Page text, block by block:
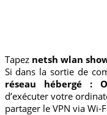
Tapez netsh wlan
Si dans la sortie de
réseau hébergé :
d’exécuter votre
partager le VPN via Wi-